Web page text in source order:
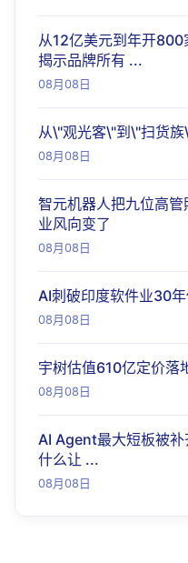
从12亿美元到年开
揭示品牌所有 ...
08月08日
从\"观光客\"到\"扫货
08月08日
智元机器人把九位高
业风向变了
08月08日
AI刺破印度软件业30
08月08日
宇树估值610亿定价落
08月08日
AI Agent最大短板被
什么让 ...
08月08日